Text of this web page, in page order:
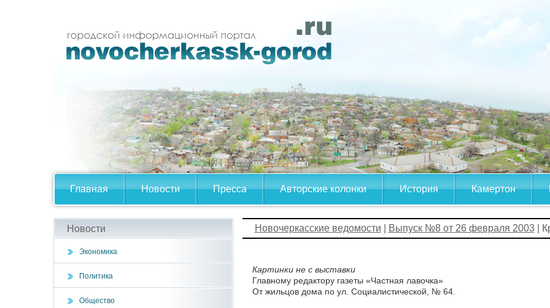
Главная Новости Пресса Авторские колонки История Камертон
Новости
Экономика
Политика
Общество
Новочеркасские ведомости Выпуск №8 от 26 февраля 2003|
Картинки не с выставки
Главному редактору газеты «Частная лавочка»
От жильцов дома по ул. Социалистической, № 64.